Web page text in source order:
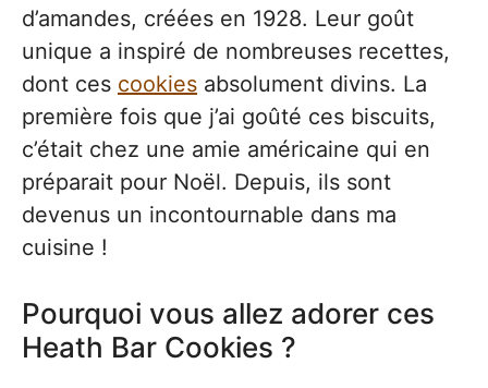
d’amandes, créées en 1928. Leur goût
unique a inspiré de nombreuses recettes,
dont ces cookies absolument divins. La
première fois que j’ai goûté ces biscuits,
c’était chez une amie américaine qui en
préparait pour Noël. Depuis, ils sont
devenus un incontournable dans ma
cuisine !
Pourquoi vous allez adorer ces
Heath Bar Cookies ?